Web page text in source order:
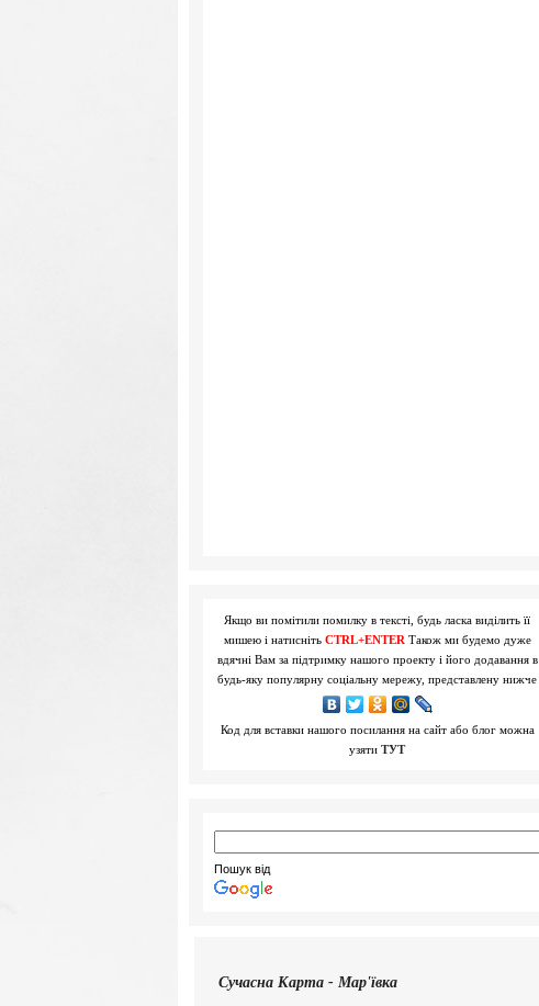
Якщо ви помітили помилку в тексті, будь ласка виділить її
мишею і натисніть CTRL+ENTER Також ми будемо дуже
вдячні Вам за підтримку нашого проекту і його додавання в
будь-яку популярну соціальну мережу, представлену нижче
Код для вставки нашого посилання на сайт або блог можна
узяти ТУТ
Пошук від
Сучасна Карта - Мар'ївка